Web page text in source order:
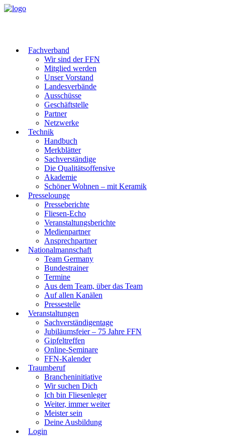
Fachverband
Wir sind der FFN
Mitglied werden
Unser Vorstand
Landesverbände
Ausschüsse
Geschäftstelle
Partner
Netzwerke
Technik
Handbuch
Merkblätter
Sachverständige
Die Qualitätsoffensive
Akademie
Schöner Wohnen – mit Keramik
Presselounge
Presseberichte
Fliesen-Echo
Veranstaltungsberichte
Medienpartner
Ansprechpartner
Nationalmannschaft
Team Germany
Bundestrainer
Termine
Aus dem Team, über das Team
Auf allen Kanälen
Pressestelle
Veranstaltungen
Sachverständigentage
Jubiläumsfeier – 75 Jahre FFN
Gipfeltreffen
Online-Seminare
FFN-Kalender
Traumberuf
Brancheninitiative
Wir suchen Dich
Ich bin Fliesenleger
Weiter, immer weiter
Meister sein
Deine Ausbildung
Login